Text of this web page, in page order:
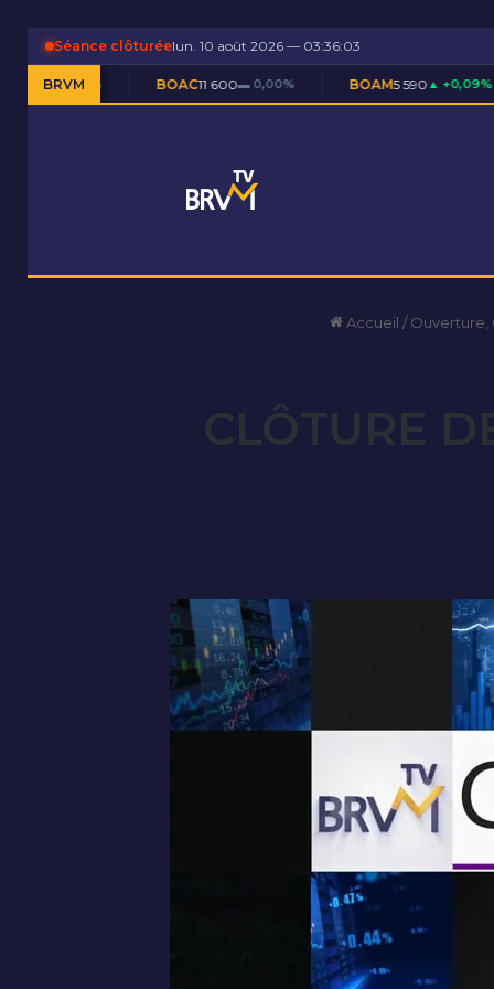
Séance clôturéelun. 10 août 2026 — 03:36:04
BRVM
BOAC 11 600 ▬ 0,00% BOAM5 590 ▲ +0,09% BOAN
Accueil / Ouverture,